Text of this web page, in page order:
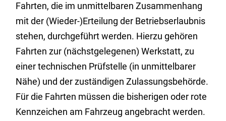
Fahrten, die im unmittelbaren Zusammenhang
mit der (Wieder-)Erteilung der Betriebserlaubnis
stehen, durchgeführt werden. Hierzu gehören
Fahrten zur (nächstgelegenen) Werkstatt, zu
einer technischen Prüfstelle (in unmittelbarer
Nähe) und der zuständigen Zulassungsbehörde.
Für die Fahrten müssen die bisherigen oder rote
Kennzeichen am Fahrzeug angebracht werden.